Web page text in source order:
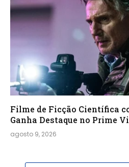
Filme de Ficção Científica
Ganha Destaque no Prime
agosto 9, 2026